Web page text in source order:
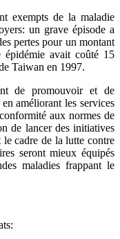
exempts de la maladie
un grave épisode a
pertes pour un montant
avait coûté 15
Taiwan en 1997.
de promouvoir et de
améliorant les services
aux normes de
de lancer des initiatives
le cadre de la lutte contre
seront mieux équipés
maladies frappant le